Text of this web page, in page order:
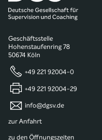
Geschäftsstelle
Hohenstaufenring 78
50674 Köln
+49 221 92004-0
+49 221 92004-29
info@dgsv.de
zur Anfahrt
zu den Öffnungszeiten